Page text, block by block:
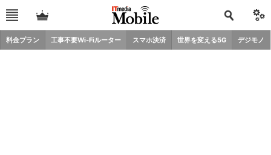
料金プラン 工事不要Wi-Fiルーター スマホ決済 世界を変える5G デジモノ